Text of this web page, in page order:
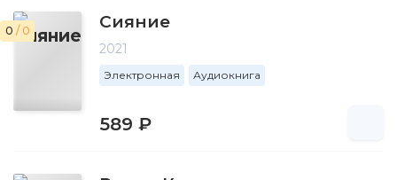
0 / 0 Сияние
2021
Электронная Аудиокнига
589 ₽